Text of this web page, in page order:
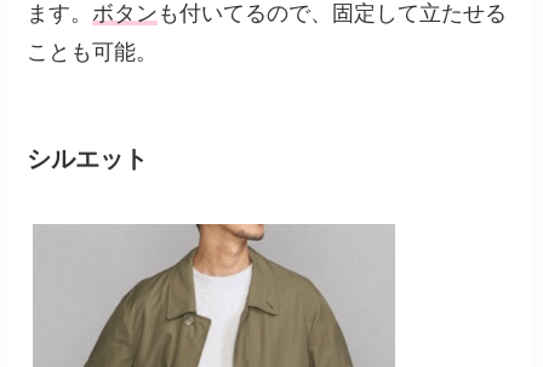
ます。 ボタン も付いてるので、固定して立たせる
ことも可能。
シルエット